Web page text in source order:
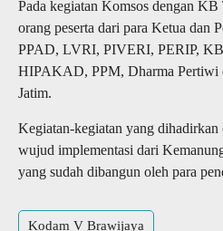
Pada kegiatan Komsos dengan
orang peserta dari para Ketua dan
PPAD, LVRI, PIVERI, PERIP,
HIPAKAD, PPM, Dharma Pertiwi
Jatim.
Kegiatan-kegiatan yang
wujud implementasi dari
yang sudah dibangun oleh para
Kodam V Brawijaya